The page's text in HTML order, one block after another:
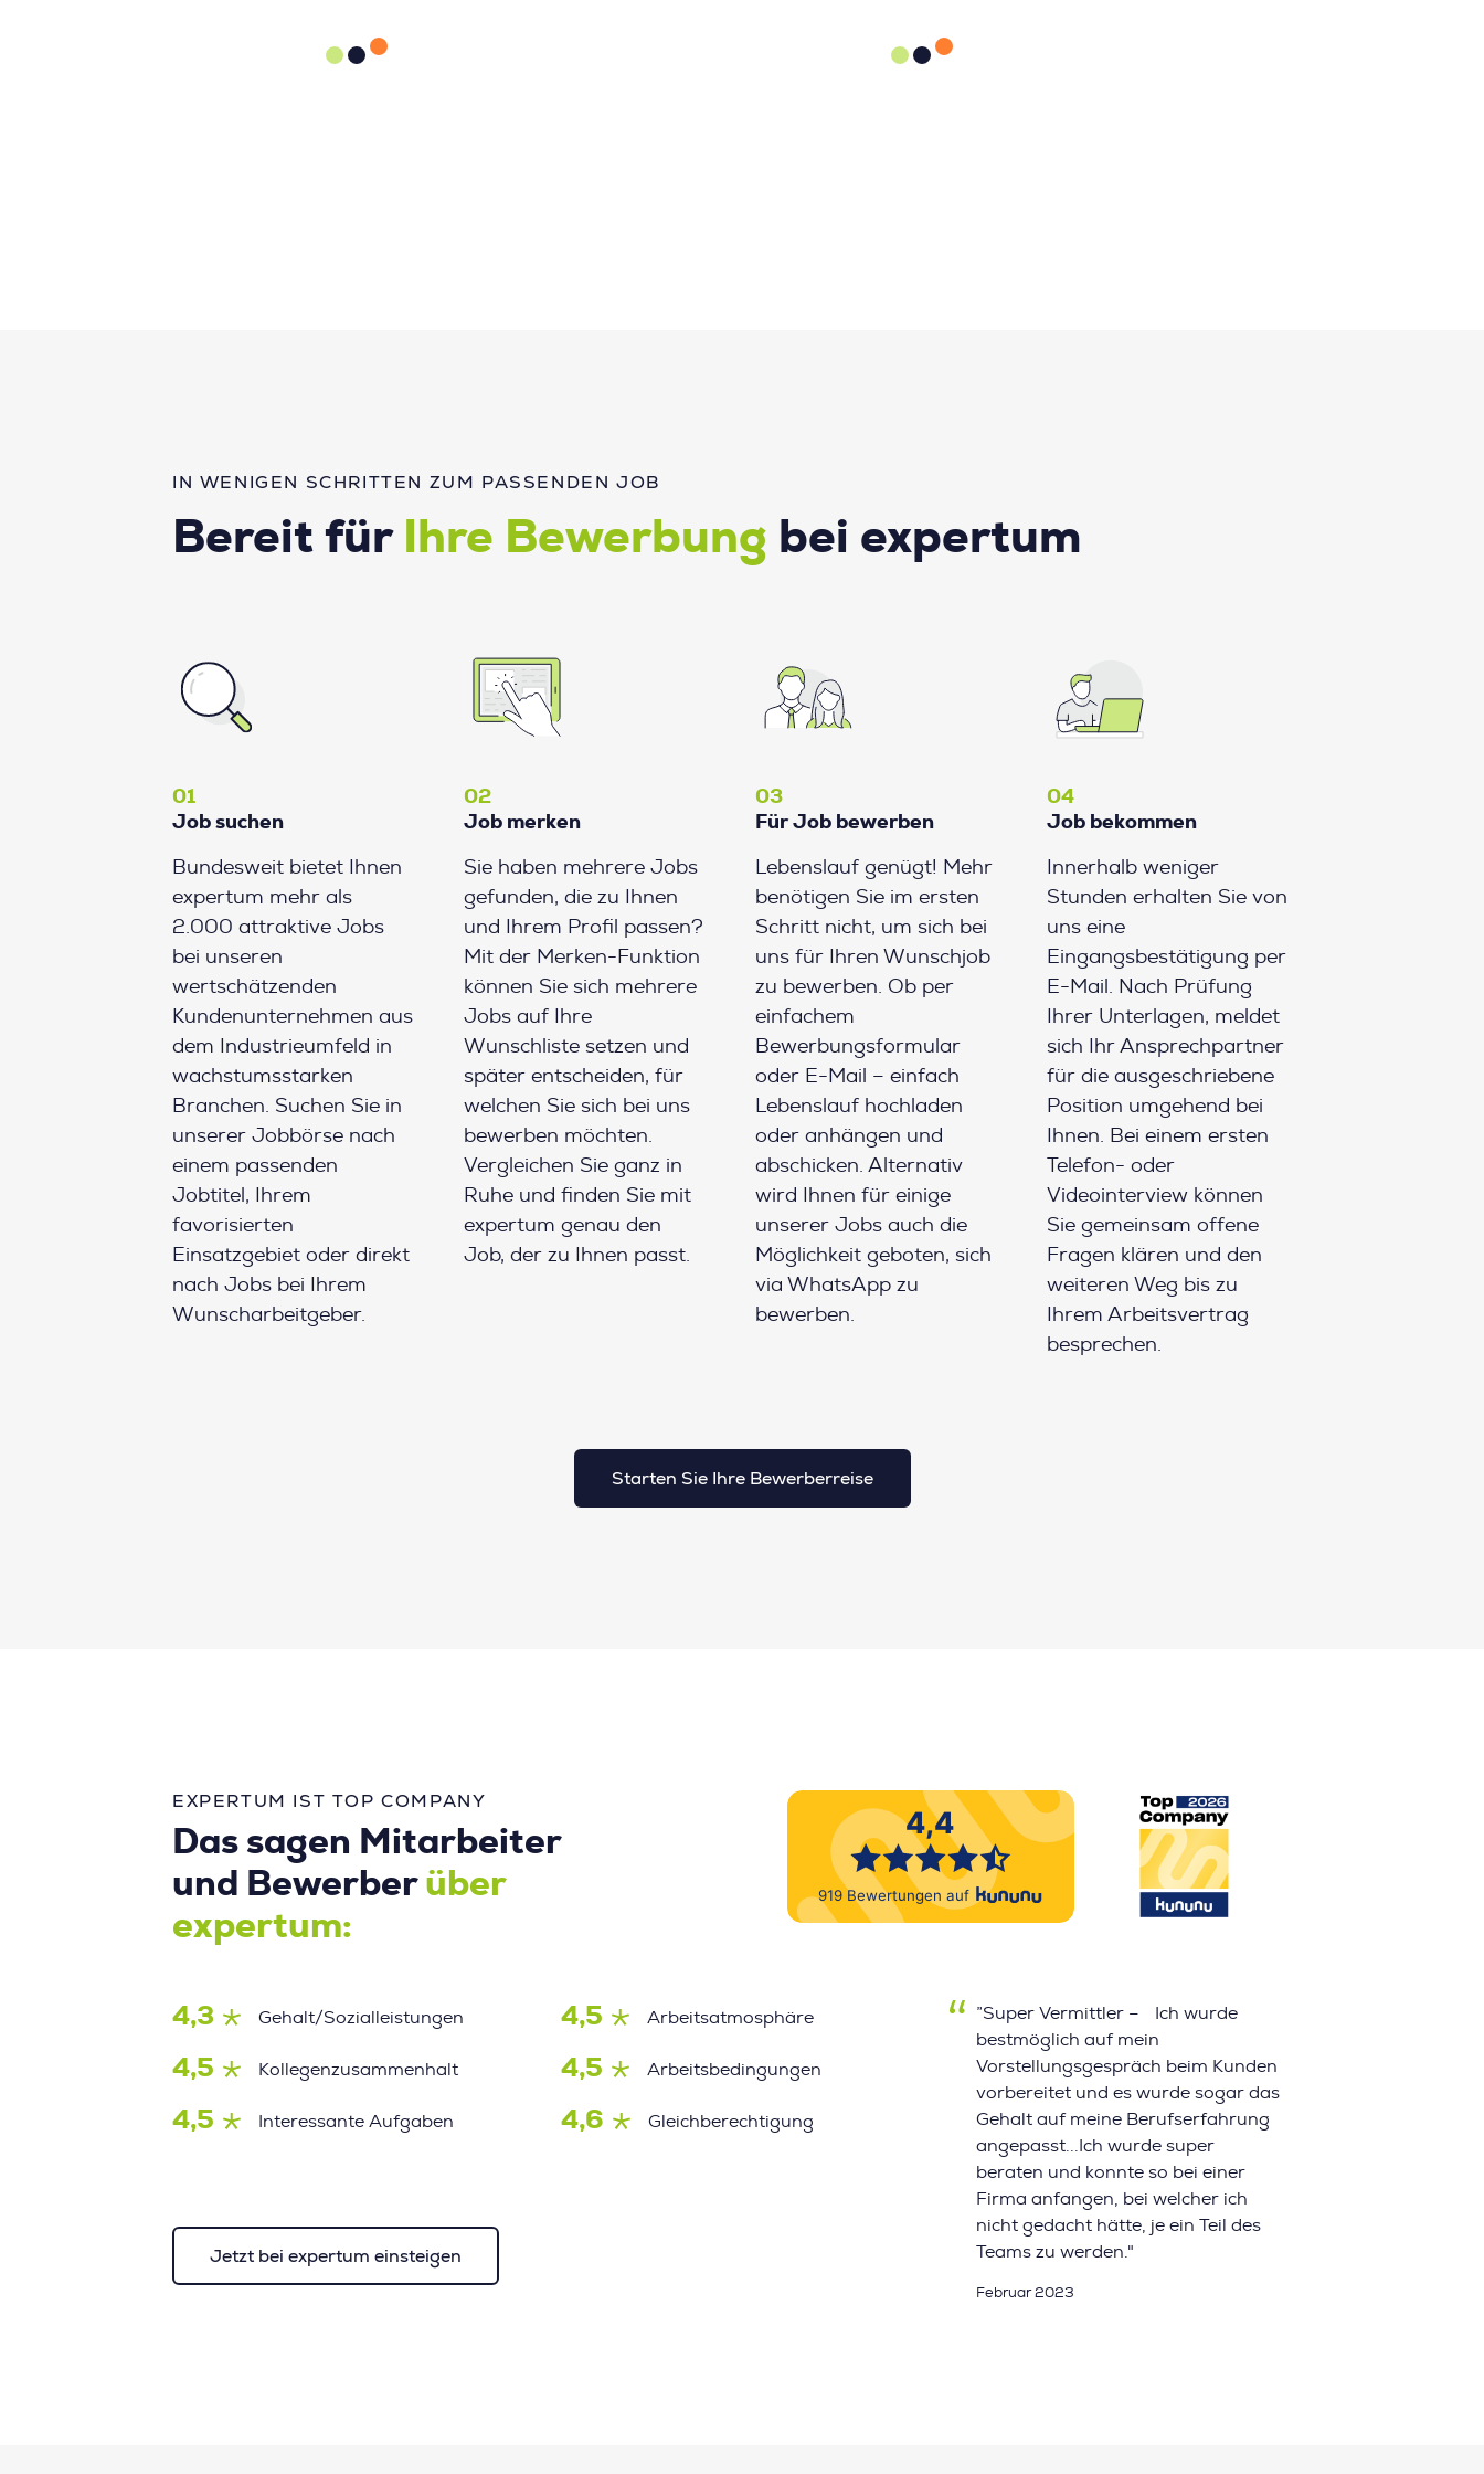
IN WENIGEN SCHRITTEN ZUM PASSENDEN JOB
Bereit für Ihre Bewerbung bei expertum
01
Job suchen
Bundesweit bietet Ihnen
expertum mehr als
2.000 attraktive Jobs
bei unseren
wertschätzenden
Kundenunternehmen aus
dem Industrieumfeld in
wachstumsstarken
Branchen. Suchen Sie in
unserer Jobbörse nach
einem passenden
Jobtitel, Ihrem
favorisierten
Einsatzgebiet oder direkt
nach Jobs bei Ihrem
Wunscharbeitgeber.
02
Job merken
Sie haben mehrere Jobs
gefunden, die zu Ihnen
und Ihrem Profil passen?
Mit der Merken-Funktion
können Sie sich mehrere
Jobs auf Ihre
Wunschliste setzen und
später entscheiden, für
welchen Sie sich bei uns
bewerben möchten.
Vergleichen Sie ganz in
Ruhe und finden Sie mit
expertum genau den
Job, der zu Ihnen passt.
03
Für Job bewerben
Lebenslauf genügt! Mehr
benötigen Sie im ersten
Schritt nicht, um sich bei
uns für Ihren Wunschjob
zu bewerben. Ob per
einfachem
Bewerbungsformular
oder E-Mail – einfach
Lebenslauf hochladen
oder anhängen und
abschicken. Alternativ
wird Ihnen für einige
unserer Jobs auch die
Möglichkeit geboten, sich
via WhatsApp zu
bewerben.
04
Job bekommen
Innerhalb weniger
Stunden erhalten Sie von
uns eine
Eingangsbestätigung per
E-Mail. Nach Prüfung
Ihrer Unterlagen, meldet
sich Ihr Ansprechpartner
für die ausgeschriebene
Position umgehend bei
Ihnen. Bei einem ersten
Telefon- oder
Videointerview können
Sie gemeinsam offene
Fragen klären und den
weiteren Weg bis zu
Ihrem Arbeitsvertrag
besprechen.
Starten Sie Ihre Bewerberreise
EXPERTUM IST TOP COMPANY
Das sagen Mitarbeiter
und Bewerber über
expertum:
4,3 Gehalt/Sozialleistungen 4,5 Arbeitsatmosphäre
4,5 Kollegenzusammenhalt 4,5 Arbeitsbedingungen
4,5 Interessante Aufgaben 4,6 Gleichberechtigung
Jetzt bei expertum einsteigen
”Super Vermittler – Ich wurde
bestmöglich auf mein
Vorstellungsgespräch beim Kunden
vorbereitet und es wurde sogar das
Gehalt auf meine Berufserfahrung
angepasst...Ich wurde super
beraten und konnte so bei einer
Firma anfangen, bei welcher ich
nicht gedacht hätte, je ein Teil des
Teams zu werden."
Februar 2023